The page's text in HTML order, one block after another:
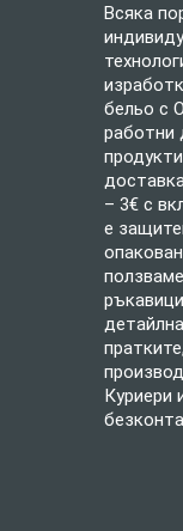
Всяка
бельо с
работни
– 3€ с
е
Куриери